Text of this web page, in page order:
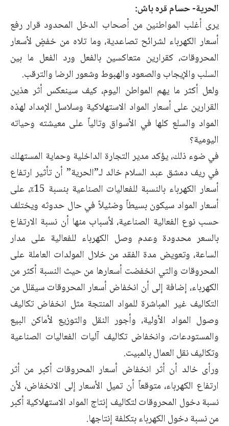
الحرية- حسام قره باش:
يرى أغلب المواطنين من أصحاب الدخل المحدود قرار رفع
أسعار الكهرباء لشرائح تصاعدية، وما تلاه من خفضٍ لأسعار
المحروقات، كقرارين متعاكسين بالفعل ورد الفعل ما بين
السلب والإيجاب والصعود والهبوط وشعور الرضا والترقب.
ولعل أكثر ما يهم المواطن اليوم، كيف سينعكس أثر هذين
القرارين على أسعار المواد الاستهلاكية وسلاسل الإمداد لهذه
المواد والسلع كلها في الأسواق وتالياً على معيشته وحياته
اليومية؟
في ضوء ذلك، يؤكد مدير التجارة الداخلية وحماية المستهلك
في ريف دمشق عبد السلام خالد لـ”الحرية” أن تأثير ارتفاع
أسعار الكهرباء بالنسبة للفعاليات الصناعية بنسبة 15٪، على
أسعار المواد سيكون بسيطاً وضئيلاً في حال حدوثه ويختلف
حسب نوع الفعالية الصناعية، لأسباب منها أن نسبة الارتفاع
بالسعر محدودة وعدم وصل الكهرباء للفعالية على مدار
الساعة، وتعويض مدة الفقد من خلال المولدات العاملة على
المحروقات والتي انخفضت أسعارها من حيث النسبة أكثر من
الكهرباء، إضافة إلى أن انخفاض أسعار المحروقات سيقلل من
التكاليف غير المباشرة للمواد المنتجة مثل انخفاض تكاليف
وصول المواد الأولية، وأجور النقل والتوزيع لأماكن البيع
والمستودعات، وانخفاض تكاليف آليات الفعاليات الصناعية
وتكاليف نقل العمال بالمبيت.
ورأى خالد أن أثر انخفاض أسعار المحروقات أكبر من أثر
ارتفاع الكهرباء، متوقعاً أن تميل الأسعار إلى الانخفاض، لأن
نسبة دخول المحروقات لتكاليف إنتاج المواد الاستهلاكية أكبر
من نسبة دخول الكهرباء بتكلفة إنتاجها.